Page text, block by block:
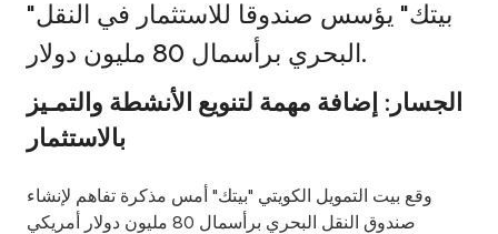
Investment
Ways to bank
Tools & Services
After Sales Services
"بيتك" يؤسس صندوقا للاستثمار في النقل
البحري برأسمال 80 مليون دولار.
الجسار: إضافة مهمة لتنويع الأنشطة والتمـيز
بالاستثمار
وقع بيت التمويل الكويتي "بيتك" أمس مذكرة تفاهم لإنشاء
صندوق النقل البحري برأسمال 80 مليون دولار أمريكي